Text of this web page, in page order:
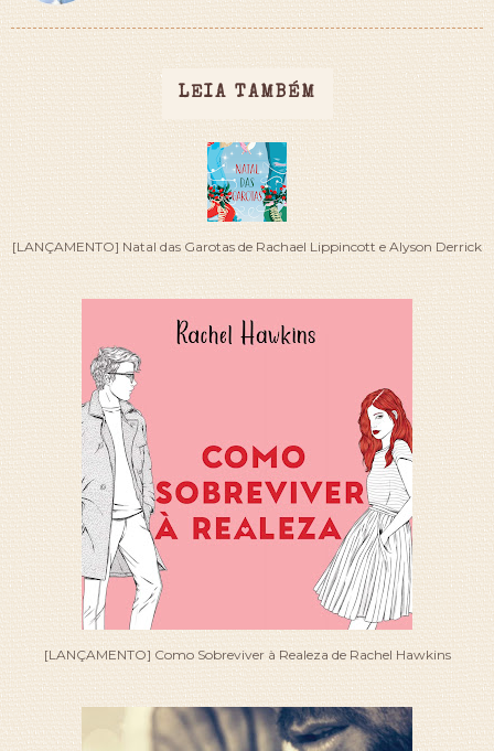
LEIA TAMBÉM
[LANÇAMENTO] Natal das Garotas de Rachael Lippincott e Alyson Derrick
[LANÇAMENTO] Como Sobreviver à Realeza de Rachel Hawkins